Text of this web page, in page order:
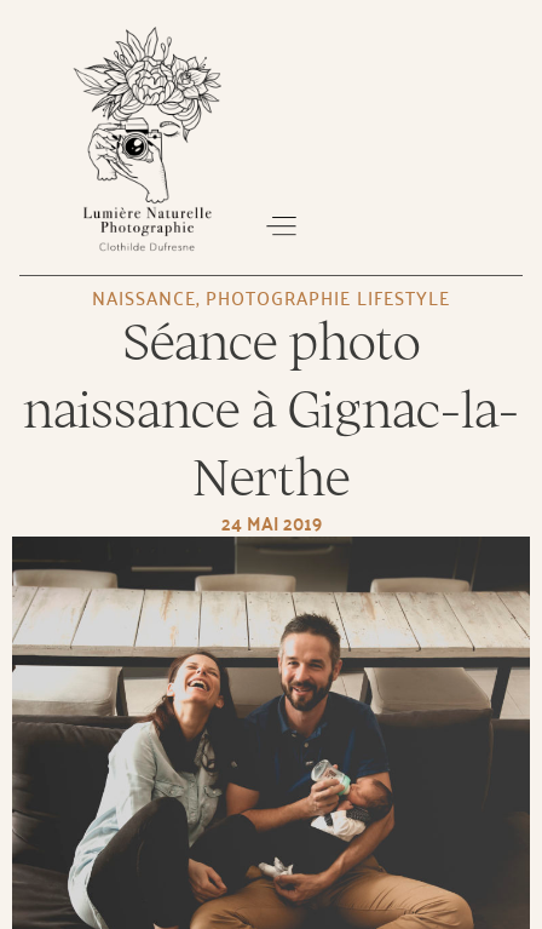
NAISSANCE, PHOTOGRAPHIE LIFESTYLE
Séance photo
naissance à Gignac-la-
Nerthe
24 MAI 2019